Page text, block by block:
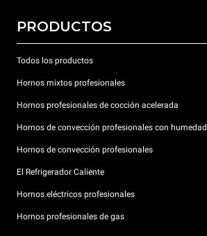
PRODUCTOS
Todos los productos
Hornos mixtos profesionales
Hornos profesionales de cocción acelerada
Hornos de convección profesionales con humedad
Hornos de convección profesionales
El Refrigerador Caliente
Hornos eléctricos profesionales
Hornos profesionales de gas